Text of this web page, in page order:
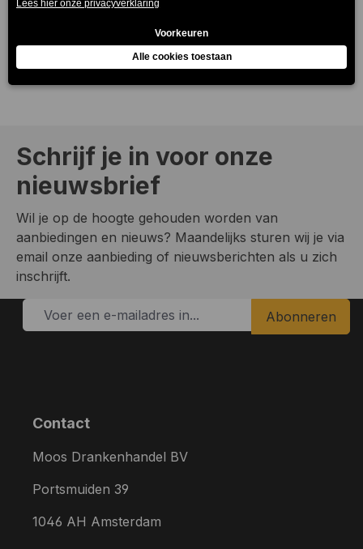
gebrouwen ter gelegenheid van het 125-jarige
bestaan van Bierbrouwerij de Koning…
Schrijf je in voor onze
nieuwsbrief
Wil je op de hoogte gehouden worden van
aanbiedingen en nieuws? Maandelijks sturen wij je via
email onze aanbieding of nieuwsberichten als u zich
inschrijft.
Abonneren
Contact
Moos Drankenhandel BV
Portsmuiden 39
1046 AH Amsterdam